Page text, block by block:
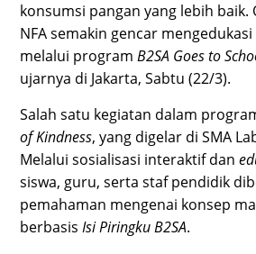
konsumsi pangan yang lebih baik.
NFA semakin gencar
melalui programB2SA Goes to
ujarnya di Jakarta, Sabtu (22/3).
Salah satu kegiatan dalam
of Kindness, yang digelar di SMA
Melalui sosialisasi interaktif dan
siswa, guru, serta staf pendidik
pemahaman mengenai konsep
berbasisIsi Piringku B2SA.